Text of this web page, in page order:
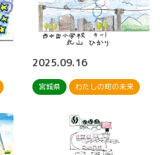
2025.09.16
宮城県 わたしの町の未来